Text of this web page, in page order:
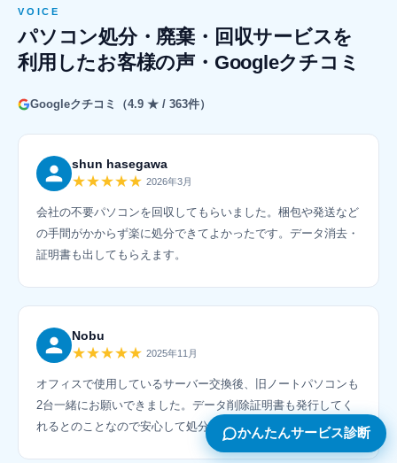
VOICE
パソコン処分・廃棄・回収サービスを
利用したお客様の声・Googleクチコミ
Googleクチコミ（4.9 ★ / 363件）
shun hasegawa
★★★★★ 2026年3月
会社の不要パソコンを回収してもらいました。梱包や発送など
の手間がかからず楽に処分できてよかったです。データ消去・
証明書も出してもらえます。
Nobu
★★★★★ 2025年11月
オフィスで使用しているサーバー交換後、旧ノートパソコンも
2台一緒にお願いできました。データ削除証明書も発行してく
れるとのことなので安心して処分できました。かんたんサービス診断